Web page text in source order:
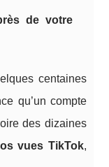
de votre
centaines
qu’un compte
des dizaines
vues TikTok,